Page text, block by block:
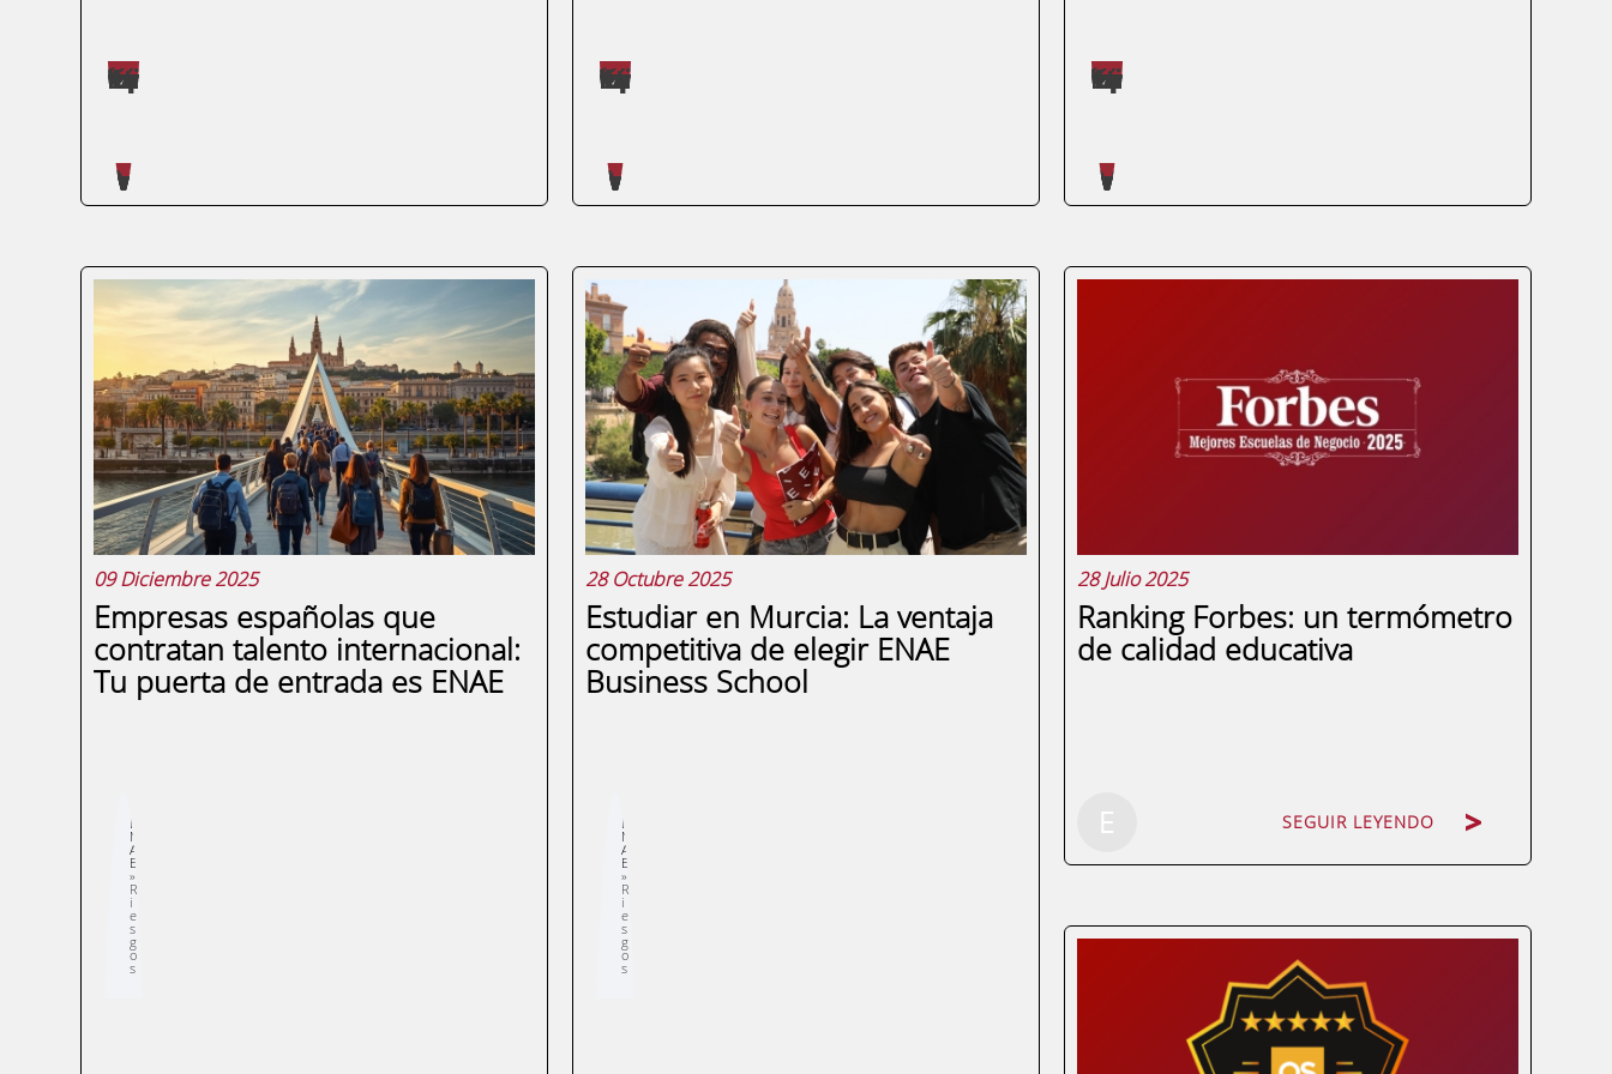
Máster impartidos por Judit López Martínez
Si alguna vez te has dicho "me gustaría
emprender, pero me falta experiencia
real", el Erasmus para jóvenes
emprendedores puede ser exactamente
lo que estás buscando. No es un viaje de
estudios ni un curso online con
certificado bonito. Es aprender...
Máster impartidos por Judit López Martínez
Estudiar en el extranjero es el proceso
por el que un estudiante se desplaza a
otro país para cursar estudios en
instituciones académicas reconocidas
fuera de su país de origen. Según la
UNESCO, la movilidad estudiantil
internacional casi alcanza...
Máster impartidos por Judit López Martínez
Un título de grado sirve para entrar al
asumir mayores responsabilidades y
mejorar la banda salarial, la clave está en
la especialización. Los profesionales
09 Diciembre 2025
Empresas españolas que
contratan talento internacional:
Tu puerta de entrada es ENAE
Sobrescribir
enlaces
de
ayuda
a
la
navegación
E
N
A
E
R
i
e
s
g
o
s
28 Octubre 2025
Estudiar en Murcia: La ventaja
competitiva de elegir ENAE
Business School
Sobrescribir
enlaces
de
ayuda
a
la
navegación
E
N
A
E
R
i
e
s
g
o
s
28 Julio 2025
Ranking Forbes: un termómetro
de calidad educativa
E SEGUIR LEYENDO
¿Qué define realmente la calidad de una
institución educativa? ¿Un título oficial es
suficiente para garantizar excelencia? ¿O
quizá deberíamos mirar más allá, hacia